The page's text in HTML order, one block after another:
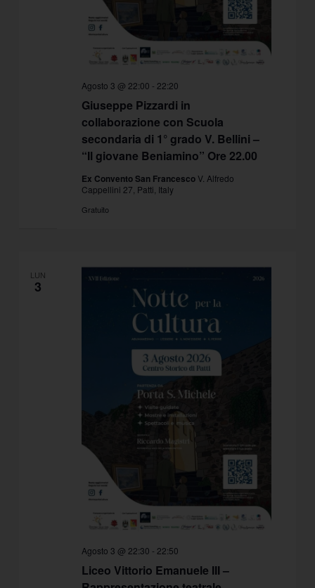
Giuseppe Pizzardi in
collaborazione con Scuola
secondaria di 1° grado V. Bellini –
“Il giovane Beniamino” Ore 22.00
Agosto 3 @ 22:00 - 22:20
Ex Convento San Francesco V. Alfredo
Cappellini 27, Patti, Italy
Gratuito
LUN
3
Liceo Vittorio Emanuele III –
Agosto 3 @ 22:30 - 22:50